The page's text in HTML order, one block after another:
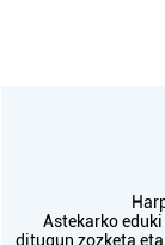
Astekarko
ditugun zozketa